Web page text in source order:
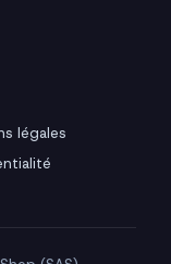
légales